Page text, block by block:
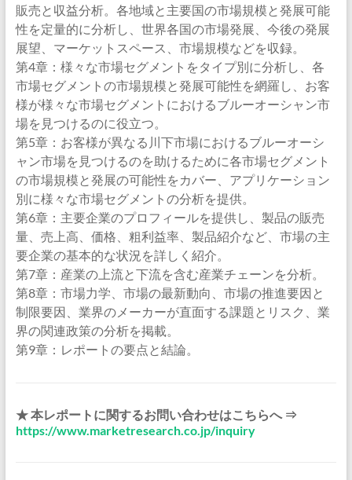
販売と収益分析。各地域と主要国の市場規模と発展可能
性を定量的に分析し、世界各国の市場発展、今後の発展
展望、マーケットスペース、市場規模などを収録。
第4章：様々な市場セグメントをタイプ別に分析し、各
市場セグメントの市場規模と発展可能性を網羅し、お客
様が様々な市場セグメントにおけるブルーオーシャン市
場を見つけるのに役立つ。
第5章：お客様が異なる川下市場におけるブルーオーシ
ャン市場を見つけるのを助けるために各市場セグメント
の市場規模と発展の可能性をカバー、アプリケーション
別に様々な市場セグメントの分析を提供。
第6章：主要企業のプロフィールを提供し、製品の販売
量、売上高、価格、粗利益率、製品紹介など、市場の主
要企業の基本的な状況を詳しく紹介。
第7章：産業の上流と下流を含む産業チェーンを分析。
第8章：市場力学、市場の最新動向、市場の推進要因と
制限要因、業界のメーカーが直面する課題とリスク、業
界の関連政策の分析を掲載。
第9章：レポートの要点と結論。
★ 本レポートに関するお問い合わせはこちらへ ⇒
https://www.marketresearch.co.jp/inquiry